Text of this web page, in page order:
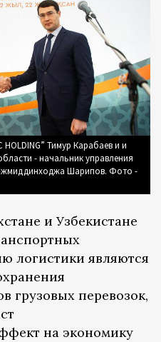
Тимур Карабаев и и
- начальник управления
Шарипов. Фото -
и Узбекистане
логистики являются
грузовых перевозок,
на экономику